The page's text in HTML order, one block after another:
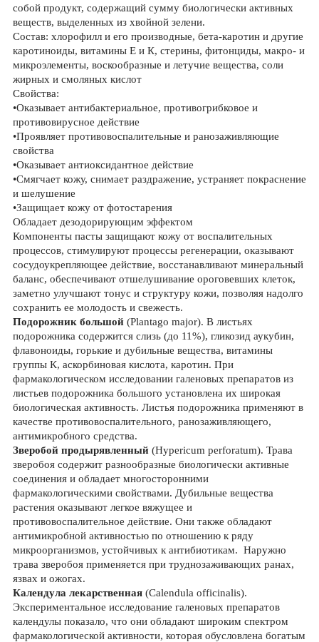
собой продукт, содержащий сумму биологически активных
веществ, выделенных из хвойной зелени.
Состав: хлорофилл и его производные, бета-каротин и другие
каротиноиды, витамины Е и К, стерины, фитонциды, макро- и
микроэлементы, воскообразные и летучие вещества, соли
жирных и смоляных кислот
Свойства:
•Оказывает антибактериальное, противогрибковое и
противовирусное действие
•Проявляет противовоспалительные и ранозаживляющие
свойства
•Оказывает антиоксидантное действие
•Смягчает кожу, снимает раздражение, устраняет покраснение
и шелушение
•Защищает кожу от фотостарения
Обладает дезодорирующим эффектом
Компоненты пасты защищают кожу от воспалительных
процессов, стимулируют процессы регенерации, оказывают
сосудоукрепляющее действие, восстанавливают минеральный
баланс, обеспечивают отшелушивание ороговевших клеток,
заметно улучшают тонус и структуру кожи, позволяя надолго
сохранить ее молодость и свежесть.
Подорожник большой(Plantago major). В листьях
подорожника содержится слизь (до 11%), гликозид аукубин,
флавоноиды, горькие и дубильные вещества, витамины
группы К, аскорбиновая кислота, каротин. При
фармакологическом исследовании галеновых препаратов из
листьев подорожника большого установлена их широкая
биологическая активность. Листья подорожника применяют в
качестве противовоспалительного, ранозаживляющего,
антимикробного средства.
Зверобой продырявленный(Hypericum perforatum). Трава
зверобоя содержит разнообразные биологически активные
соединения и обладает многосторонними
фармакологическими свойствами. Дубильные вещества
растения оказывают легкое вяжущее и
противовоспалительное действие. Они также обладают
антимикробной активностью по отношению к ряду
микроорганизмов, устойчивых к антибиотикам. Наружно
трава зверобоя применяется при труднозаживающих ранах,
язвах и ожогах.
Календула лекарственная(Calendula officinalis).
Экспериментальное исследование галеновых препаратов
календулы показало, что они обладают широким спектром
фармакологической активности, которая обусловлена богатым